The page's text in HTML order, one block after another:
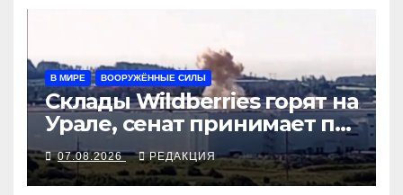
В МИРЕ ВООРУЖЁННЫЕ СИЛЫ
Склады Wildberries горят на
Урале, сенат принимает по
Грэму закон
07.08.2026 РЕДАКЦИЯ